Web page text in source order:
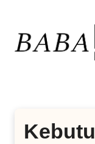
konten